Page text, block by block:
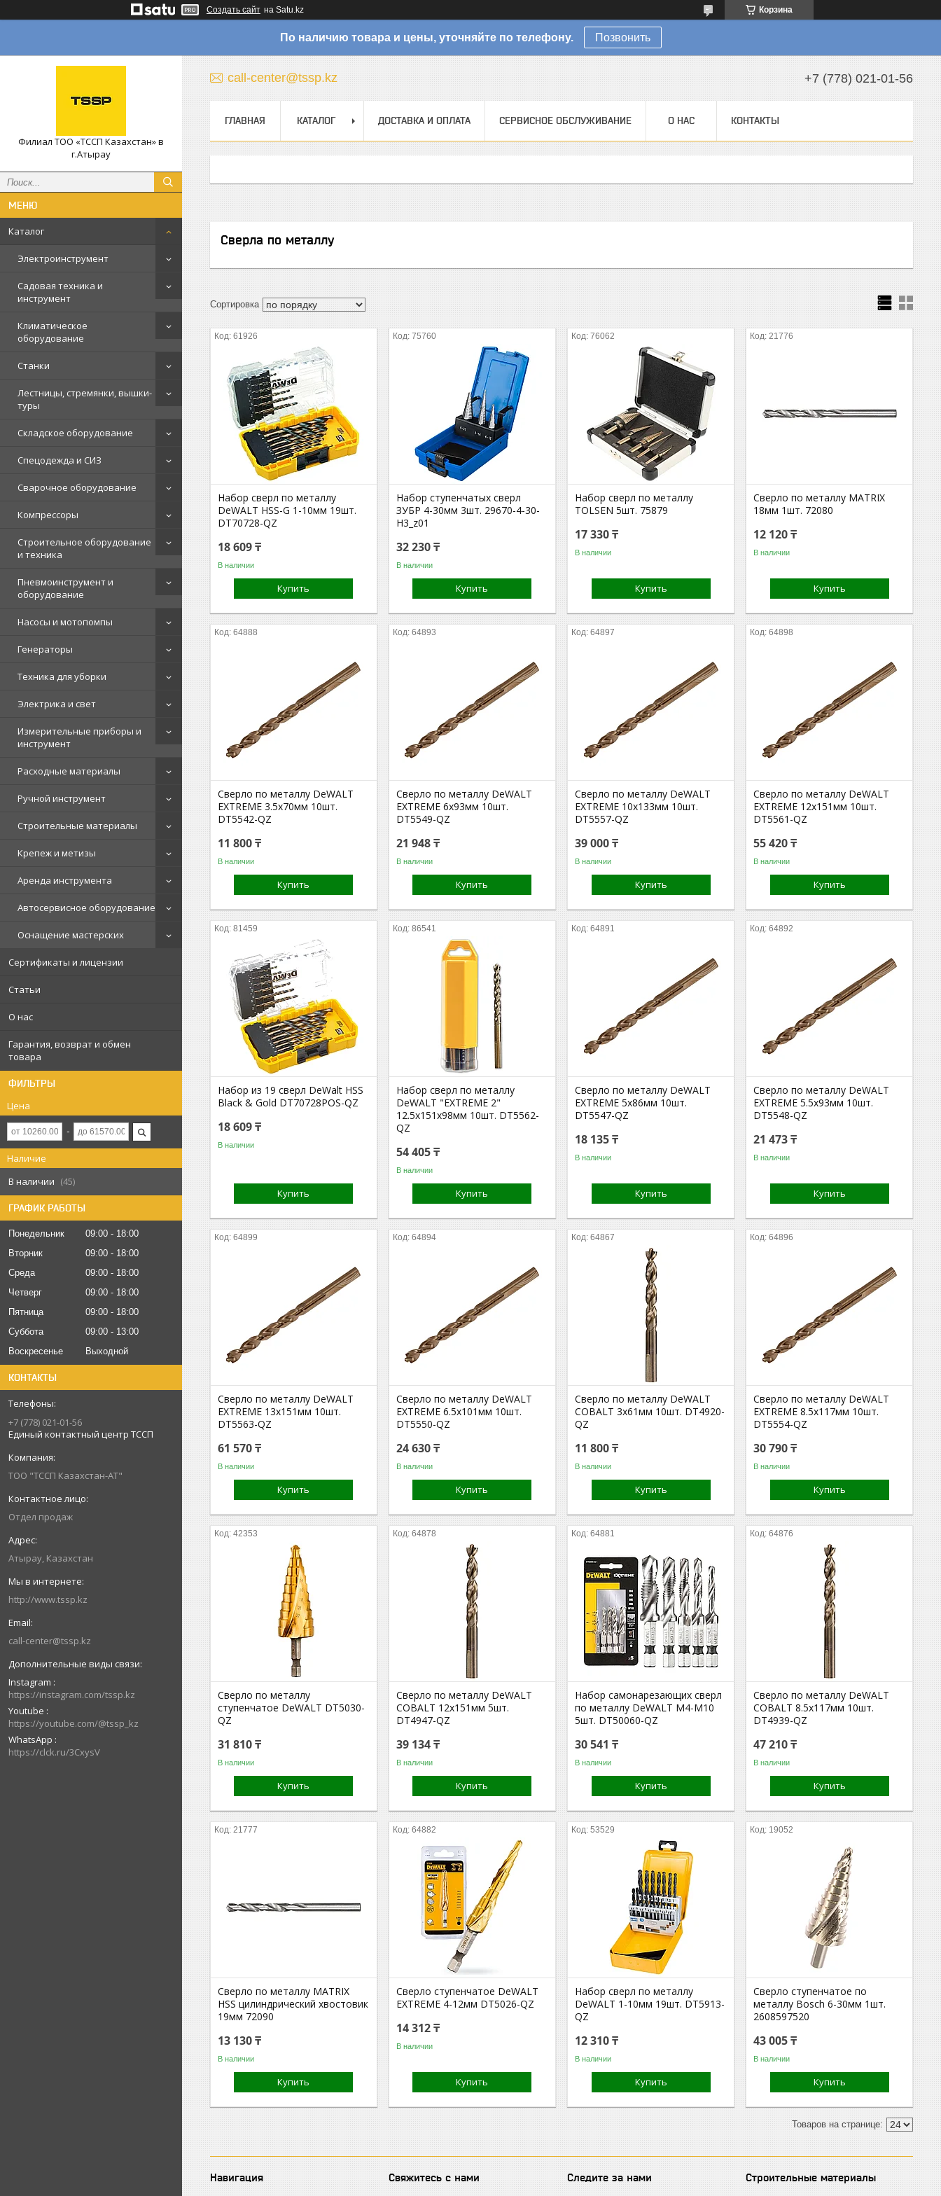
Создать сайт на Satu.kz Корзина
По наличию товара и цены, уточняйте по телефону. Позвонить
Филиал ТОО «ТССП Казахстан» в
г.Атырау
Каталог
Электроинструмент
Садовая техника и
инструмент
Климатическое
оборудование
Станки
Лестницы, стремянки, вышки-
туры
Складское оборудование
Спецодежда и СИЗ
Сварочное оборудование
Компрессоры
Строительное оборудование
и техника
Пневмоинструмент и
оборудование
Насосы и мотопомпы
Генераторы
Техника для уборки
Электрика и свет
Измерительные приборы и
инструмент
Расходные материалы
Ручной инструмент
Строительные материалы
Крепеж и метизы
Аренда инструмента
Автосервисное оборудование
Оснащение мастерских
Сертификаты и лицензии
Статьи
О нас
Гарантия, возврат и обмен
товара
ФИЛЬТРЫ
Цена
Наличие
В наличии
45
ГРАФИК РАБОТЫ
Понедельник 09:00
18:00
Вторник
09:00
18:00
Среда
09:00
18:00
Четверг
09:00
18:00
Пятница
09:00
18:00
Суббота
09:00
13:00
Воскресенье
Выходной
КОНТАКТЫ
+7 (778) 021-01-56
Единый контактный центр ТССП
ТОО "ТССП Казахстан-АТ"
Отдел продаж
Атырау, Казахстан
http://www.tssp.kz
call-center@tssp.kz
Instagram
https://instagram.com/tssp.kz
Youtube
https://youtube.com/@tssp_kz
WhatsApp
https://clck.ru/3CxysV
call-center@tssp.kz +7 (778) 021-01-56
ГЛАВНАЯ КАТАЛОГ ДОСТАВКА И ОПЛАТА СЕРВИСНОЕ ОБСЛУЖИВАНИЕ О НАС КОНТАКТЫ
Сверла по металлу
61926
Набор сверл по металлу
DeWALT HSS-G 1-10мм 19шт.
DT70728-QZ
18 609 ₸
В наличии
Купить
75760
Набор ступенчатых сверл
ЗУБР 4-30мм 3шт. 29670-4-30-
H3_z01
32 230 ₸
В наличии
Купить
76062
Набор сверл по металлу
TOLSEN 5шт. 75879
17 330 ₸
В наличии
Купить
21776
Сверло по металлу MATRIX
18мм 1шт. 72080
12 120 ₸
В наличии
Купить
64888
Сверло по металлу DeWALT
EXTREME 3.5x70мм 10шт.
DT5542-QZ
11 800 ₸
В наличии
Купить
64893
Сверло по металлу DeWALT
EXTREME 6x93мм 10шт.
DT5549-QZ
21 948 ₸
В наличии
Купить
64897
Сверло по металлу DeWALT
EXTREME 10x133мм 10шт.
DT5557-QZ
39 000 ₸
В наличии
Купить
64898
Сверло по металлу DeWALT
EXTREME 12x151мм 10шт.
DT5561-QZ
55 420 ₸
В наличии
Купить
81459
Набор из 19 сверл DeWalt HSS
Black & Gold DT70728POS-QZ
18 609 ₸
В наличии
Купить
86541
Набор сверл по металлу
DeWALT "EXTREME 2"
12.5х151х98мм 10шт. DT5562-
QZ
54 405 ₸
В наличии
Купить
64891
Сверло по металлу DeWALT
EXTREME 5x86мм 10шт.
DT5547-QZ
18 135 ₸
В наличии
Купить
64892
Сверло по металлу DeWALT
EXTREME 5.5x93мм 10шт.
DT5548-QZ
21 473 ₸
В наличии
Купить
64899
Сверло по металлу DeWALT
EXTREME 13x151мм 10шт.
DT5563-QZ
61 570 ₸
В наличии
Купить
64894
Сверло по металлу DeWALT
EXTREME 6.5x101мм 10шт.
DT5550-QZ
24 630 ₸
В наличии
Купить
64867
Сверло по металлу DeWALT
COBALT 3х61мм 10шт. DT4920-
QZ
11 800 ₸
В наличии
Купить
64896
Сверло по металлу DeWALT
EXTREME 8.5x117мм 10шт.
DT5554-QZ
30 790 ₸
В наличии
Купить
42353
Сверло по металлу
ступенчатое DeWALT DT5030-
QZ
31 810 ₸
В наличии
Купить
64878
Сверло по металлу DeWALT
COBALT 12x151мм 5шт.
DT4947-QZ
39 134 ₸
В наличии
Купить
64881
Набор самонарезающих сверл
по металлу DeWALT M4-M10
5шт. DT50060-QZ
30 541 ₸
В наличии
Купить
64876
Сверло по металлу DeWALT
COBALT 8.5x117мм 10шт.
DT4939-QZ
47 210 ₸
В наличии
Купить
21777
Сверло по металлу MATRIX
HSS цилиндрический хвостовик
19мм 72090
13 130 ₸
В наличии
Купить
64882
Сверло ступенчатое DeWALT
EXTREME 4-12мм DT5026-QZ
14 312 ₸
В наличии
Купить
53529
Набор сверл по металлу
DeWALT 1-10мм 19шт. DT5913-
QZ
12 310 ₸
В наличии
Купить
19052
Сверло ступенчатое по
металлу Bosch 6-30мм 1шт.
2608597520
43 005 ₸
В наличии
Купить
Навигация Свяжитесь с нами Следите за нами Строительные материалы